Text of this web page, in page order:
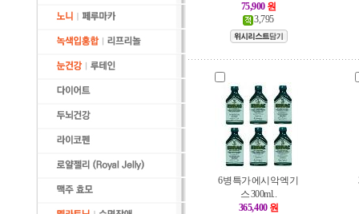
75,900 원
3,795
6병특가 에시악 엑기
스 300ml..
365,400 원